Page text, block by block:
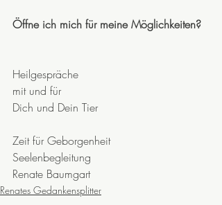
Öffne ich mich für meine Möglichkeiten?
Heilgespräche
mit und für
Dich und Dein Tier
Zeit für Geborgenheit
Seelenbegleitung
Renate Baumgart
Renates Gedankensplitter